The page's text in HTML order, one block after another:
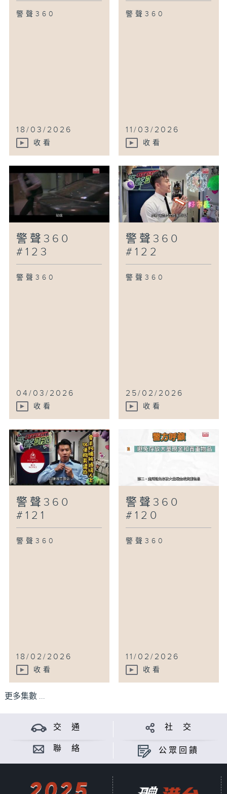
警聲360
18/03/2026
收看
警聲360
11/03/2026
收看
警聲360
#123
警聲360
04/03/2026
收看
警聲360
#122
警聲360
25/02/2026
收看
警聲360
#121
警聲360
18/02/2026
收看
警聲360
#120
警聲360
11/02/2026
收看
更多集數 ...
交 通 社 交
聯 絡 公眾回饋